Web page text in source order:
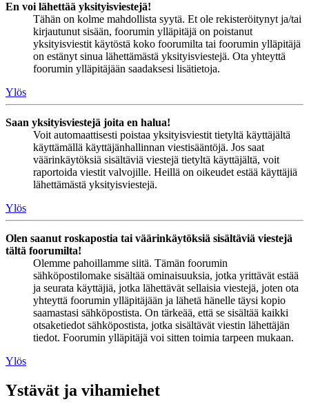
En voi lähettää yksityisviestejä!
Tähän on kolme mahdollista syytä. Et ole rekisteröitynyt ja/tai
kirjautunut sisään, foorumin ylläpitäjä on poistanut
yksityisviestit käytöstä koko foorumilta tai foorumin ylläpitäjä
on estänyt sinua lähettämästä yksityisviestejä. Ota yhteyttä
foorumin ylläpitäjään saadaksesi lisätietoja.
Ylös
Saan yksityisviestejä joita en halua!
Voit automaattisesti poistaa yksityisviestit tietyltä käyttäjältä
käyttämällä käyttäjänhallinnan viestisääntöjä. Jos saat
väärinkäytöksiä sisältäviä viestejä tietyltä käyttäjältä, voit
raportoida viestit valvojille. Heillä on oikeudet estää käyttäjiä
lähettämästä yksityisviestejä.
Ylös
Olen saanut roskapostia tai väärinkäytöksiä sisältäviä viestejä
tältä foorumilta!
Olemme pahoillamme siitä. Tämän foorumin
sähköpostilomake sisältää ominaisuuksia, jotka yrittävät estää
ja seurata käyttäjiä, jotka lähettävät sellaisia viestejä, joten ota
yhteyttä foorumin ylläpitäjään ja lähetä hänelle täysi kopio
saamastasi sähköpostista. On tärkeää, että se sisältää kaikki
otsaketiedot sähköpostista, jotka sisältävät viestin lähettäjän
tiedot. Foorumin ylläpitäjä voi sitten toimia tarpeen mukaan.
Ylös
Ystävät ja vihamiehet